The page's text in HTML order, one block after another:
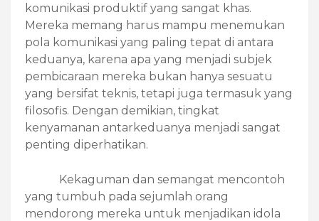
komunikasi produktif yang sangat khas.
Mereka memang harus mampu menemukan
pola komunikasi yang paling tepat di antara
keduanya, karena apa yang menjadi subjek
pembicaraan mereka bukan hanya sesuatu
yang bersifat teknis, tetapi juga termasuk yang
filosofis. Dengan demikian, tingkat
kenyamanan antarkeduanya menjadi sangat
penting diperhatikan.
Kekaguman dan semangat mencontoh
yang tumbuh pada sejumlah orang
mendorong mereka untuk menjadikan idola